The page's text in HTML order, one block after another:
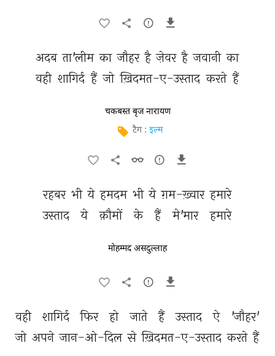
अदब ता'लीम का जौहर है ज़ेवर है जवानी का
वही शागिर्द हैं जो ख़िदमत-ए-उस्ताद करते हैं
चकबस्त बृज नारायण
टैग : इल्म
रहबर भी ये हमदम भी ये ग़म-ख़्वार हमारे
उस्ताद
ये क़ौमों के हैं मे'मार हमारे
मोहम्मद असदुल्लाह
वही शागिर्द फिर हो जाते हैं उस्ताद ऐ
'जौहर'
जो अपने जान-ओ-दिल से ख़िदमत-ए-उस्ताद करते हैं